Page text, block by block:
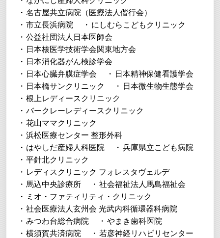
名古屋共立病院（医療法人偕行会）
市立長浜病院
にしむらこどもクリニック
公益社団法人日本医師会
日本核医学技術学会関東地方会
日本消化器がん検診学会
日本心臓弁膜症学会
日本精神保健看護学会
日本橋サンクリニック
日本微生物生態学会
根上レディースクリニック
バークレーレディースクリニック
花山ママクリニック
浜松医療センター 整形外科
はやしだ産婦人科医院
兵庫県立こども病院
平針北クリニック
レディスクリニック フォレスタヴェルデ
馬込中央診療所
社会福祉法人馬島福祉会
ミオ・ファティリティ・クリニック
社会医療法人玄州会 光武内科循環器科病院
みつわ台総合病院
やまき歯科医院
横須賀共済病院
若彦神経リハビリセンター